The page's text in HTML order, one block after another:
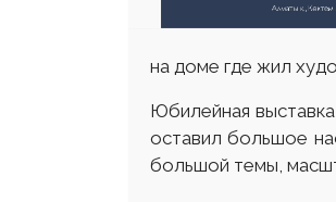
на доме где жил
Юбилейная
оставил большое
большой темы,